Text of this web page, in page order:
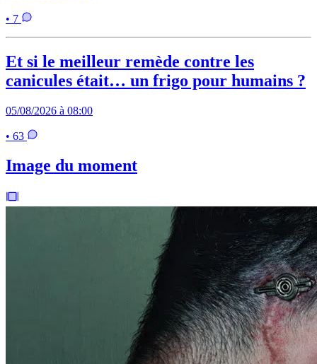
• 7
Et si le meilleur remède contre les
canicules était… un frigo pour humains ?
05/08/2026 à 08:00
• 63
Image du moment